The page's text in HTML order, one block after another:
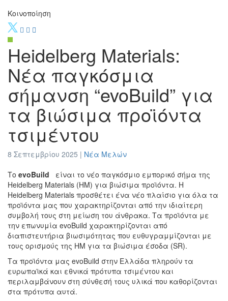
Κοινοποίηση
Heidelberg Materials:
Nέα παγκόσμια
σήμανση “evoBuild” για
τα βιώσιμα προϊόντα
τσιμέντου
8 Σεπτεμβρίου 2025 | Νέα Μελών
Το evoBuild είναι το νέο παγκόσμιο εμπορικό σήμα της
Heidelberg Materials (HM) για βιώσιμα προϊόντα. Η
Heidelberg Materials προσθέτει ένα νέο πλαίσιο για όλα τα
προϊόντα μας που χαρακτηρίζονται από την ιδιαίτερη
συμβολή τους στη μείωση του άνθρακα. Τα προϊόντα με
την επωνυμία evoBuild χαρακτηρίζονται από
διαπιστευτήρια βιωσιμότητας που ευθυγραμμίζονται με
τους ορισμούς της HM για τα βιώσιμα έσοδα (SR).
Τα προϊόντα μας evoBuild στην Ελλάδα πληρούν τα
ευρωπαϊκά και εθνικά πρότυπα τσιμέντου και
περιλαμβάνουν στη σύνθεσή τους υλικά που καθορίζονται
στα πρότυπα αυτά.